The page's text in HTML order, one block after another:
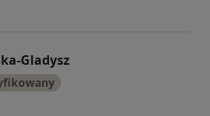
Gladysz